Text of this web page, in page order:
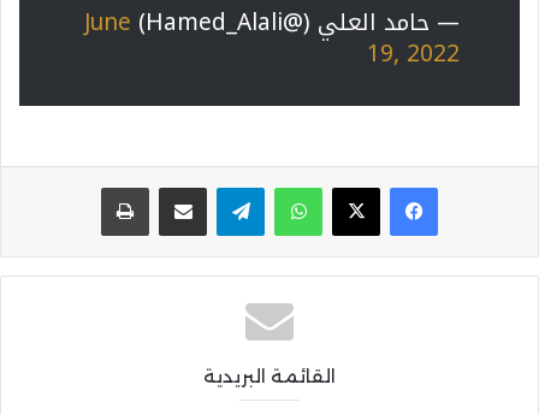
— حامد العلي (@Hamed_Alali)
June
19, 2022
واتساب تيلقرام مشاركة عبر البريد
القائمة البريدية